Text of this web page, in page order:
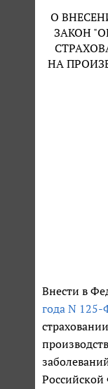
О
ЗАКОН
НА
Внести в
года N 125-
Российской